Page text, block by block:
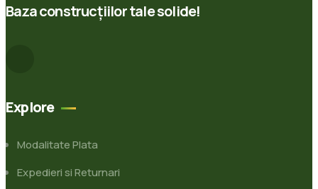
Baza construcțiilor tale solide!
Explore
Modalitate Plata
Expedieri si Returnari